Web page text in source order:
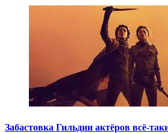
Забастовка Гильдии актёров всё-